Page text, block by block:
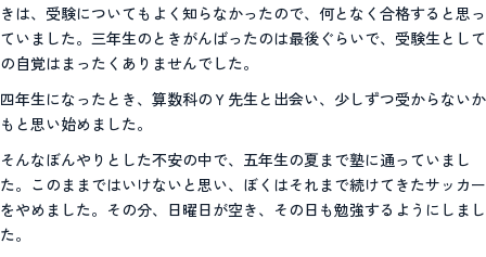
きは、受験についてもよく知らなかったので、何となく合格すると思っ
ていました。三年生のときがんばったのは最後ぐらいで、受験生として
の自覚はまったくありませんでした。
四年生になったとき、算数科のＹ先生と出会い、少しずつ受からないか
もと思い始めました。
そんなぼんやりとした不安の中で、五年生の夏まで塾に通っていまし
た。このままではいけないと思い、ぼくはそれまで続けてきたサッカー
をやめました。その分、日曜日が空き、その日も勉強するようにしまし
た。